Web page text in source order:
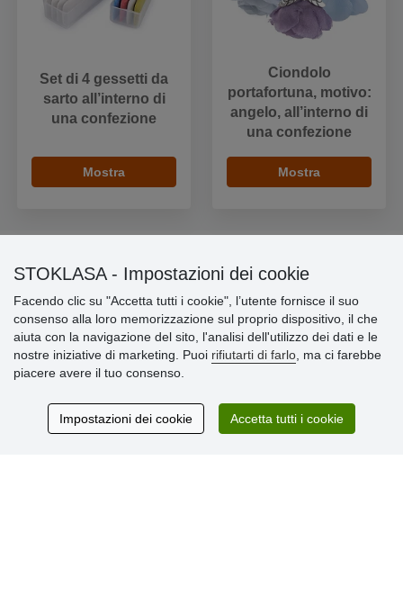
Set di 4 gessetti da
sarto all’interno di
una confezione
Mostra
Ciondolo
portafortuna, motivo:
angelo, all’interno di
una confezione
Mostra
» Impostazioni dei cookie
» Termini & Condizioni
» Informativa sulla Privacy
» Consegna e pagamento
» Programma fedeltà
STOKLASA - Impostazioni dei cookie
Facendo clic su "Accetta tutti i cookie", l’utente fornisce il suo
consenso alla loro memorizzazione sul proprio dispositivo, il che
aiuta con la navigazione del sito, l'analisi dell'utilizzo dei dati e le
nostre iniziative di marketing. Puoi rifiutarti di farlo , ma ci farebbe
piacere avere il tuo consenso.
Impostazioni dei cookie Accetta tutti i cookie